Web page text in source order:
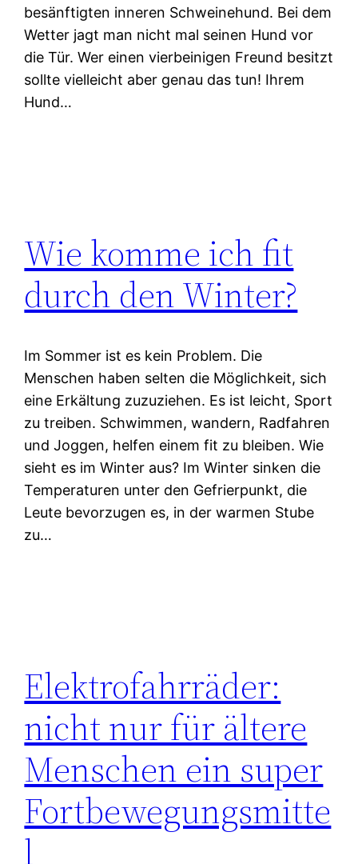
besänftigten inneren Schweinehund. Bei dem
Wetter jagt man nicht mal seinen Hund vor
die Tür. Wer einen vierbeinigen Freund besitzt
sollte vielleicht aber genau das tun! Ihrem
Hund…
Wie komme ich fit
durch den Winter?
Im Sommer ist es kein Problem. Die
Menschen haben selten die Möglichkeit, sich
eine Erkältung zuzuziehen. Es ist leicht, Sport
zu treiben. Schwimmen, wandern, Radfahren
und Joggen, helfen einem fit zu bleiben. Wie
sieht es im Winter aus? Im Winter sinken die
Temperaturen unter den Gefrierpunkt, die
Leute bevorzugen es, in der warmen Stube
zu…
Elektrofahrräder:
nicht nur für ältere
Menschen ein super
Fortbewegungsmitte
l